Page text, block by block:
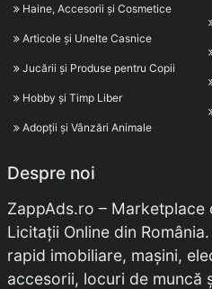
Haine, Accesorii și Cosmetice
Articole și Unelte Casnice
Jucării și Produse pentru Copii
Hobby și Timp Liber
Adopții și Vânzări Animale
Despre noi
ZappAds.ro – Marketplace
Licitații Online din
rapid imobiliare, mașini,
accesorii, locuri de muncă